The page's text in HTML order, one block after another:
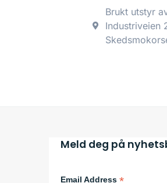
Brukt utstyr
Industriveien
Meld deg på
Email Address